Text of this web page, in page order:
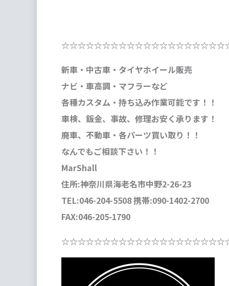
新車・中古車・タイヤホイール販売
ナビ・車高調・マフラーなど
各種カスタム・持ち込み作業可能です！！
車検、鈑金、事故、修理お安く承ります！
廃車、不動車・各パーツ買い取り！！
なんでもご相談下さい！！
MarShall
住所:神奈川県海老名市中野2-26-23
TEL:046-204-5508 携帯:090-1402-2700
FAX:046-205-1790